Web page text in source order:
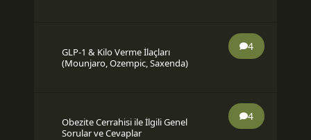
GLP-1 & Kilo Verme İlaçları
(Mounjaro, Ozempic, Saxenda)
4
Obezite Cerrahisi ile İlgili Genel
Sorular ve Cevaplar
4